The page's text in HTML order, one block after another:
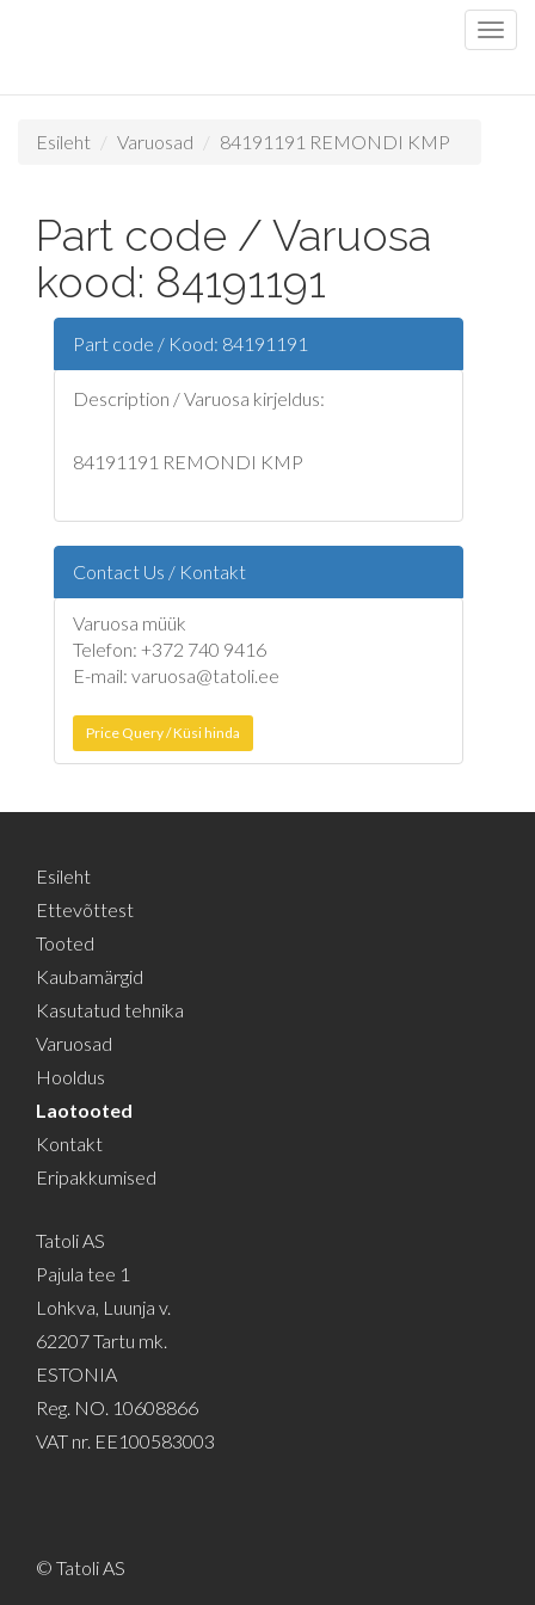
Esileht Varuosad 84191191 REMONDI KMP
Part code / Varuosa
kood: 84191191
Part code / Kood: 84191191
Description / Varuosa kirjeldus:
84191191 REMONDI KMP
Contact Us / Kontakt
Varuosa müük
Telefon: +372 740 9416
E-mail: varuosa@tatoli.ee
Price Query / Küsi hinda
Esileht
Ettevõttest
Tooted
Kaubamärgid
Kasutatud tehnika
Varuosad
Hooldus
Laotooted
Kontakt
Eripakkumised
Tatoli AS
Pajula tee 1
Lohkva, Luunja v.
62207 Tartu mk.
ESTONIA
Reg. NO. 10608866
VAT nr. EE100583003
© Tatoli AS